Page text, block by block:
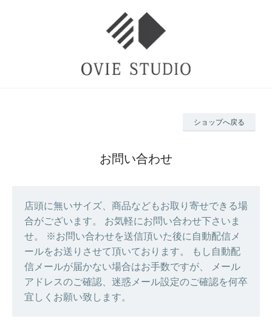
ショップへ戻る
お問い合わせ
店頭に無いサイズ、商品などもお取り寄せできる場
合がございます。 お気軽にお問い合わせ下さいま
せ。 ※お問い合わせを送信頂いた後に自動配信メ
ールをお送りさせて頂いております。 もし自動配
信メールが届かない場合はお手数ですが、 メール
アドレスのご確認、迷惑メール設定のご確認を何卒
宜しくお願い致します。